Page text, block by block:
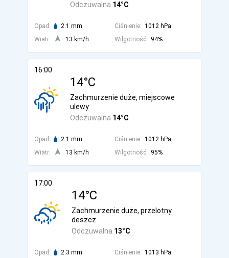
Odczuwalna 14°C
Opad: 2.1 mm Ciśnienie: 1012 hPa
Wiatr:
13 km/h Wilgotność: 94%
16:00
14°C
Odczuwalna 14°C
Zachmurzenie duże, miejscowe
ulewy
Opad: 2.1 mm Ciśnienie: 1012 hPa
Wiatr:
13 km/h Wilgotność: 95%
17:00
14°C
Odczuwalna 13°C
Zachmurzenie duże, przelotny
deszcz
Opad: 2.3 mm Ciśnienie: 1013 hPa